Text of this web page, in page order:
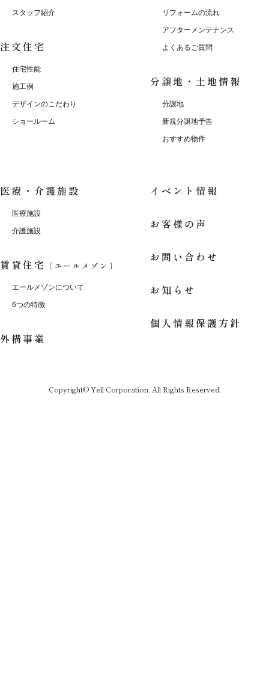
スタッフ紹介
注文住宅
住宅性能
施工例
デザインのこだわり
ショールーム
リフォームの流れ
アフターメンテナンス
よくあるご質問
分譲地・土地情報
分譲地
新規分譲地予告
おすすめ物件
医療・介護施設
医療施設
介護施設
賃貸住宅 ［エールメゾン］
エールメゾンについて
6つの特徴
外構事業
イベント情報
お客様の声
お問い合わせ
お知らせ
個人情報保護方針
Copyright© Yell Corporation. All Rights Reserved.